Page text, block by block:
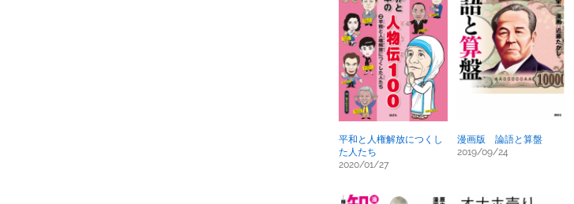
平和と人権解放につくし
た人たち
2020/01/27
漫画版 論語と算盤
2019/09/24